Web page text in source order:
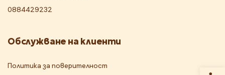
0884429232
Обслужване на клиенти
Политика за поверителност